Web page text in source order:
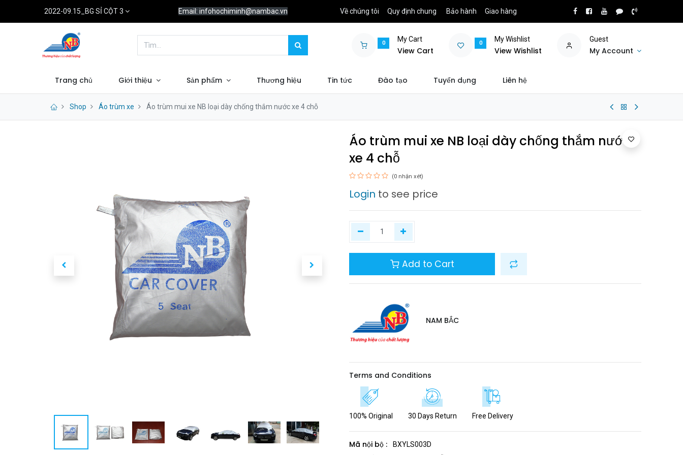
2022-09.15_BG SỈ CỘT 3 Email: infohochiminh@nambac.vn Về chúng tôi Quy định chung Bảo hành Giao hàng
0 My Cart
View Cart
0 My Wishlist
View Wishlist
Guest
My Account
Trang chủ Giới thiệu Sản phẩm Thương hiệu Tin tức Đào tạo Tuyển dụng Liên hệ
Shop Áo trùm xe Áo trùm mui xe NB loại dày chống thắm nước xe 4 chỗ
Áo trùm mui xe NB loại dày chống thắm nước
xe 4 chỗ
(0 nhận xét)
Login to see price
Add to Cart
NAM BẮC
Terms and Conditions
100% Original 30 Days Return Free Delivery
Mã nội bộ : BXYLS003D